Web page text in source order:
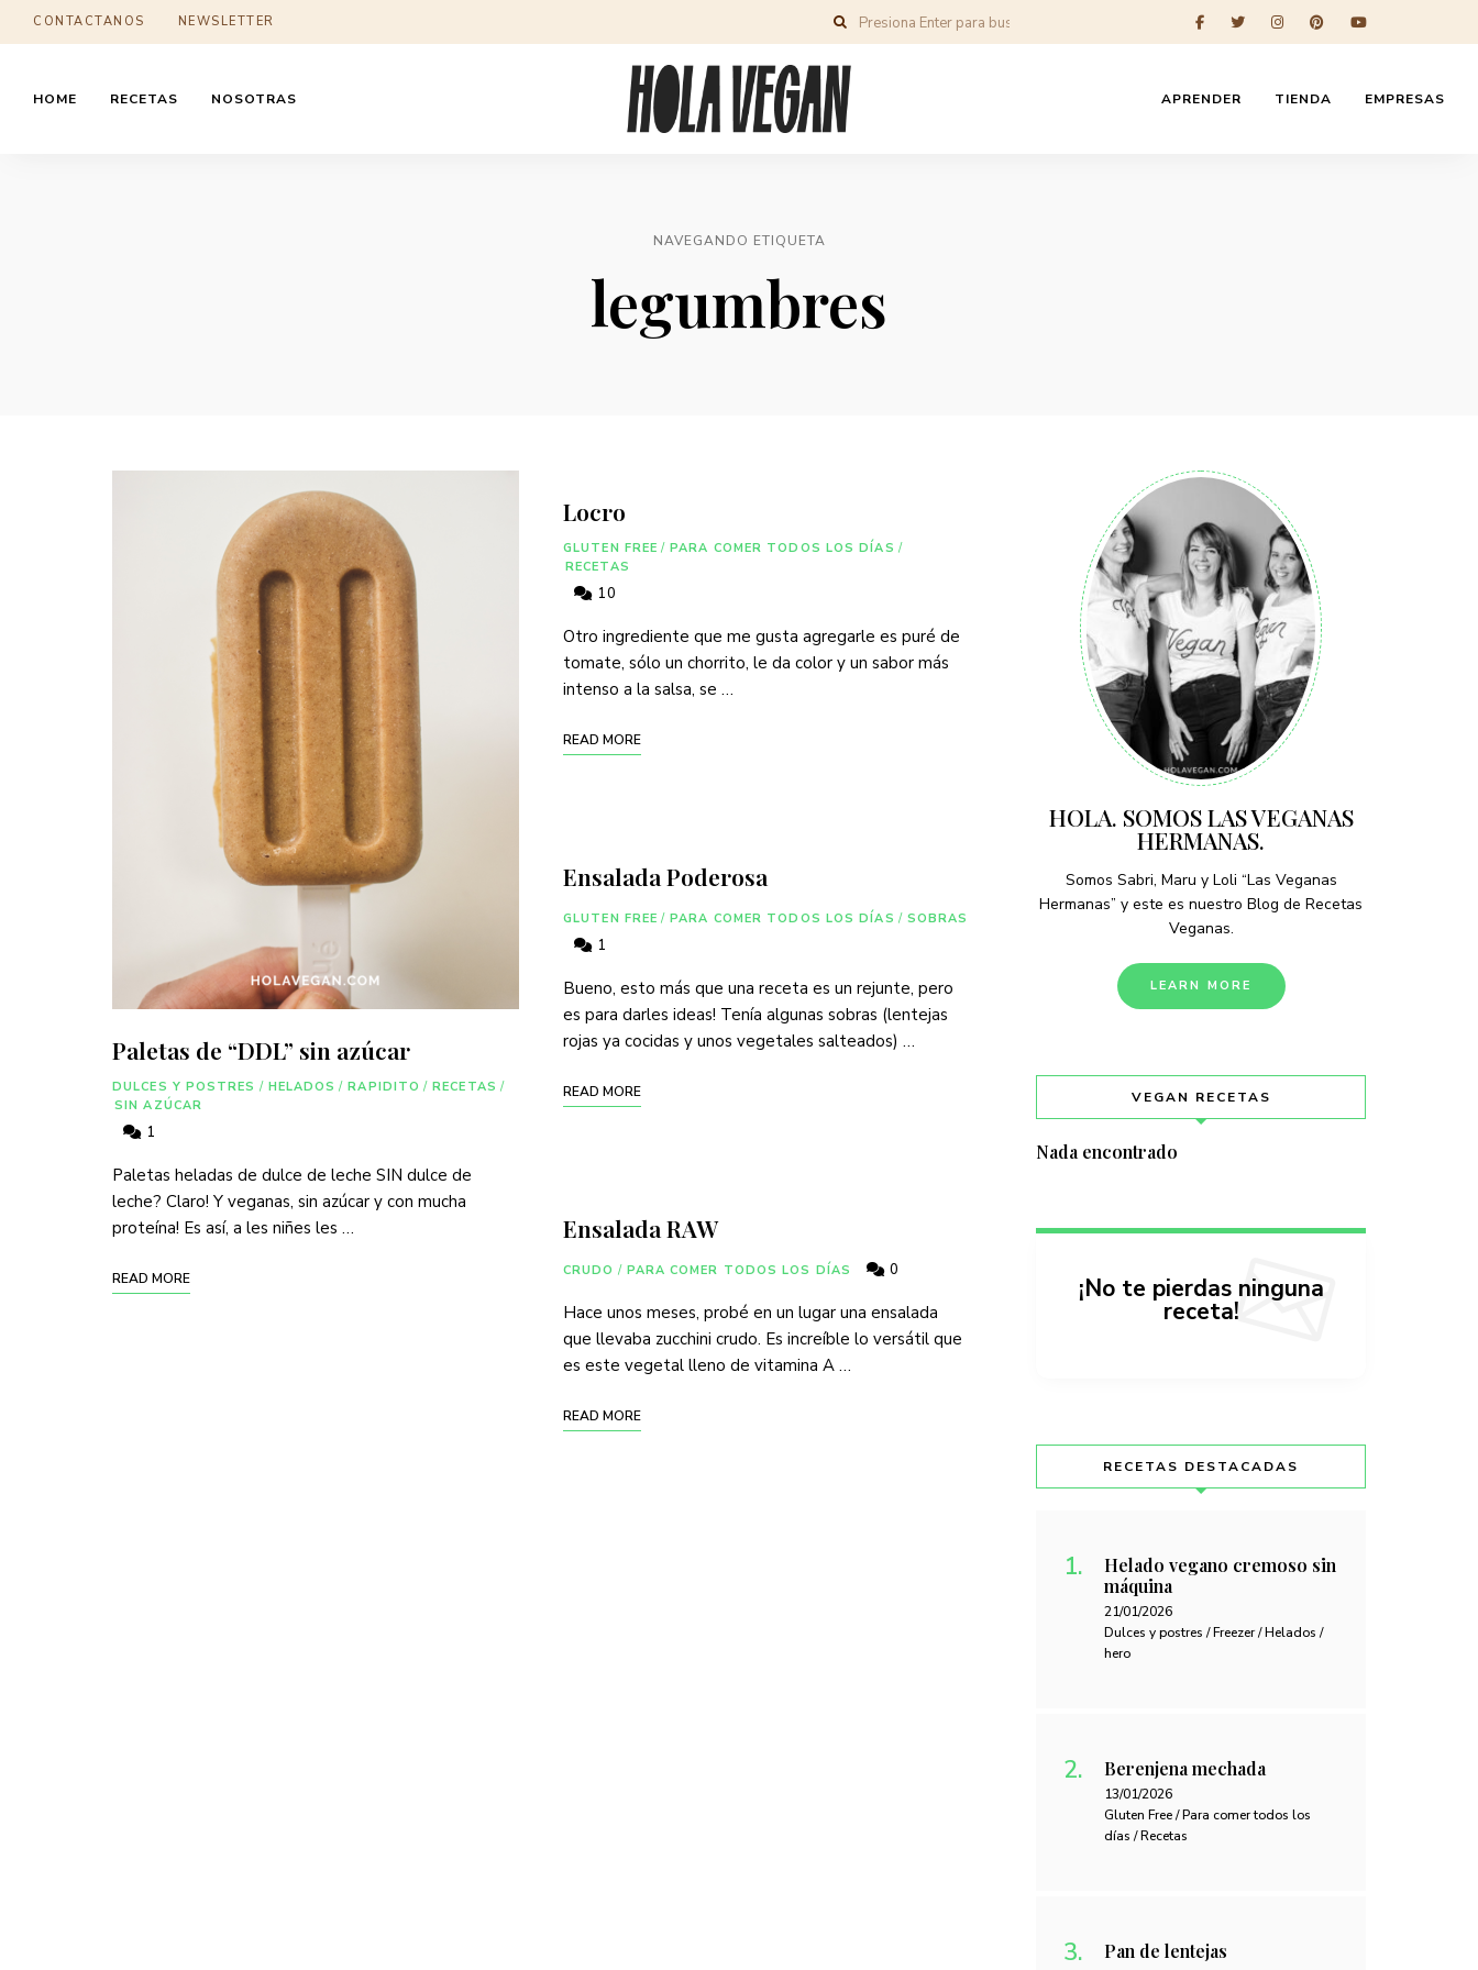
CONTACTANOS NEWSLETTER
HOME RECETAS NOSOTRAS APRENDER TIENDA EMPRESAS
NAVEGANDO ETIQUETA
legumbres
Paletas de “DDL” sin azúcar
DULCES Y POSTRES / HELADOS / RAPIDITO / RECETAS /
SIN AZÚCAR
1
Paletas heladas de dulce de leche SIN dulce de
leche? Claro! Y veganas, sin azúcar y con mucha
proteína! Es así, a les niñes les …
READ MORE
Locro
GLUTEN FREE / PARA COMER TODOS LOS DÍAS /
RECETAS
10
Otro ingrediente que me gusta agregarle es puré de
tomate, sólo un chorrito, le da color y un sabor más
intenso a la salsa, se …
READ MORE
Ensalada Poderosa
GLUTEN FREE / PARA COMER TODOS LOS DÍAS / SOBRAS
1
Bueno, esto más que una receta es un rejunte, pero
es para darles ideas! Tenía algunas sobras (lentejas
rojas ya cocidas y unos vegetales salteados) …
READ MORE
Ensalada RAW
CRUDO / PARA COMER TODOS LOS DÍAS 0
Hace unos meses, probé en un lugar una ensalada
que llevaba zucchini crudo. Es increíble lo versátil que
es este vegetal lleno de vitamina A …
READ MORE
HOLA. SOMOS LAS VEGANAS
HERMANAS.
Somos Sabri, Maru y Loli “Las Veganas
Hermanas” y este es nuestro Blog de Recetas
Veganas.
LEARN MORE
VEGAN RECETAS
Nada encontrado
¡No te pierdas ninguna
receta!
RECETAS DESTACADAS
Helado vegano cremoso sin
máquina
21/01/2026
Dulces y postres / Freezer / Helados /
hero
Berenjena mechada
13/01/2026
Gluten Free / Para comer todos los
días / Recetas
Pan de lentejas